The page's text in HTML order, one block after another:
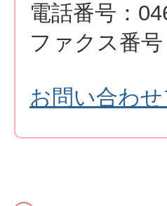
電話番号：
ファクス番
お問い合わ